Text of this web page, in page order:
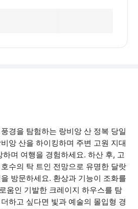
경을 탐험하는 랑비앙 산 정복 당일
앙 산을 하이킹하며 주변 고원 지대
며 여행을 경험하세요. 하산 후, 고
수의 탁 트인 전망으로 유명한 달랏
방문하세요. 환상과 기능이 조화를
움인 기발한 크레이지 하우스를 탐
하고 싶다면 빛과 예술의 몰입형 경